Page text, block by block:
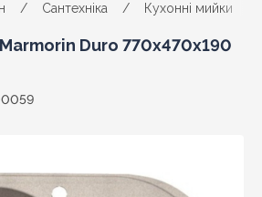
/ Сантехніка / Кухонні мийки
Duro 770х470х190